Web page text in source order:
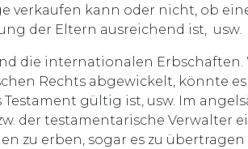
verkaufen kann oder nicht, ob
der Eltern ausreichend ist, usw.
die internationalen
Rechts abgewickelt, könnte
gültig ist, usw. Im
der testamentarische Verwalter
zu erben, sogar es zu